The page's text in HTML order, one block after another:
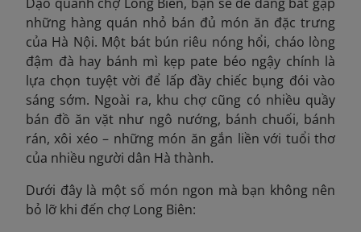
những hàng quán nhỏ bán đủ món ăn đặc trưng
của Hà Nội. Một bát bún riêu nóng hổi, cháo lòng
đậm đà hay bánh mì kẹp pate béo ngậy chính là
lựa chọn tuyệt vời để lấp đầy chiếc bụng đói vào
sáng sớm. Ngoài ra, khu chợ cũng có nhiều quầy
bán đồ ăn vặt như ngô nướng, bánh chuối, bánh
rán, xôi xéo – những món ăn gắn liền với tuổi thơ
của nhiều người dân Hà thành.
Dưới đây là một số món ngon mà bạn không nên
bỏ lỡ khi đến chợ Long Biên: